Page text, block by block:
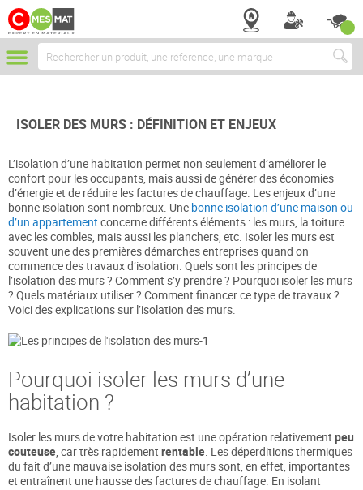
Chercher
ISOLER DES MURS : DÉFINITION ET ENJEUX
L’isolation d’une habitation permet non seulement d’améliorer le
confort pour les occupants, mais aussi de générer des économies
d’énergie et de réduire les factures de chauffage. Les enjeux d’une
bonne isolation sont nombreux. Une bonne isolation d’une maison ou
d’un appartement concerne différents éléments : les murs, la toiture
avec les combles, mais aussi les planchers, etc. Isoler les murs est
souvent une des premières démarches entreprises quand on
commence des travaux d’isolation. Quels sont les principes de
l’isolation des murs ? Comment s’y prendre ? Pourquoi isoler les murs
? Quels matériaux utiliser ? Comment financer ce type de travaux ?
Voici des explications sur l’isolation des murs.
Pourquoi isoler les murs d’une
habitation ?
Isoler les murs de votre habitation est une opération relativement peu
couteuse , car très rapidement rentable . Les déperditions thermiques
du fait d’une mauvaise isolation des murs sont, en effet, importantes
et entraînent une hausse des factures de chauffage. En isolant